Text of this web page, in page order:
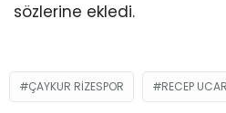
sözlerine ekledi.
ÇAYKUR RIZESPOR RECEP UCAR